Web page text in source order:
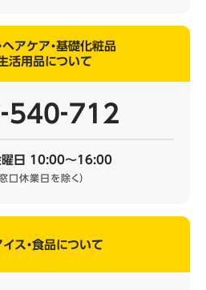
ヘアケア・基礎化粧品
活用品について
曜日 10:00～16:00
窓口休業日を除く）
イス・食品について